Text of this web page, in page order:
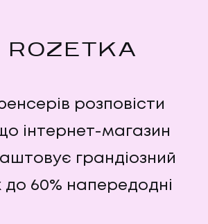
розповісти
інтернет-магазин
грандіозний
60% напередодні